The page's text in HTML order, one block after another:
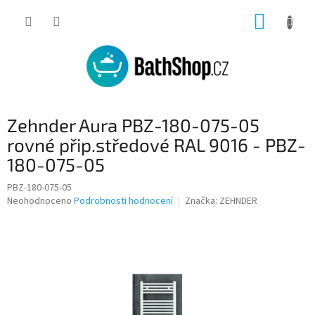
Zehnder Aura PBZ-180-075-05
rovné přip.středové RAL 9016 - PBZ-
180-075-05
PBZ-180-075-05
Průměrné
Neohodnoceno Podrobnosti hodnocení Značka: ZEHNDER